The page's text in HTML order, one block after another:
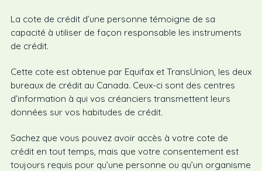
La cote de crédit d’une personne témoigne de sa
capacité à utiliser de façon responsable les instruments
de crédit.
Cette cote est obtenue par Equifax et TransUnion, les deux
bureaux de crédit au Canada. Ceux-ci sont des centres
d’information à qui vos créanciers transmettent leurs
données sur vos habitudes de crédit.
Sachez que vous pouvez avoir accès à votre cote de
crédit en tout temps, mais que votre consentement est
toujours requis pour qu’une personne ou qu’un organisme